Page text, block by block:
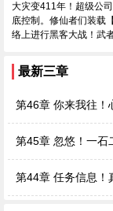
大灾变411年！超级公
底控制。修仙者们装载
络上进行黑客大战！武
最新三章
第46章 你来我往！
第45章 忽悠！一石
第44章 任务信息！